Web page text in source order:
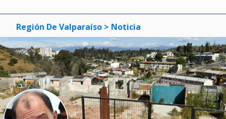
Región De Valparaíso > Noticia